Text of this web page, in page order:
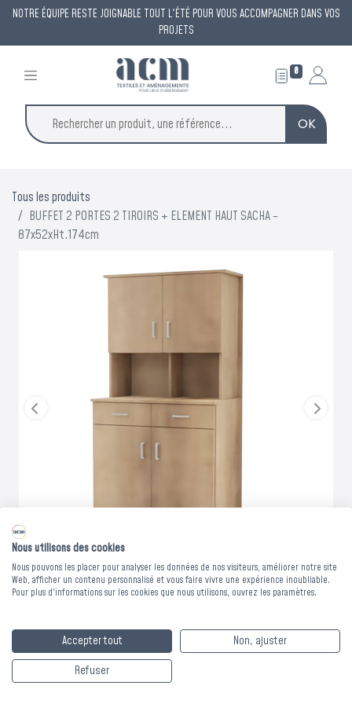
NOTRE ÉQUIPE RESTE JOIGNABLE TOUT L'ÉTÉ POUR VOUS ACCOMPAGNER DANS VOS
PROJETS
0
OK
Tous les produits
BUFFET 2 PORTES 2 TIROIRS + ELEMENT HAUT SACHA -
87x52xHt.174cm
BUFFET 2 PORTES 2
TIROIRS + ELEMENT
Nous utilisons des cookies
Nous pouvons les placer pour analyser les données de nos visiteurs, améliorer notre site
Web, afficher un contenu personnalisé et vous faire vivre une expérience inoubliable.
Pour plus d'informations sur les cookies que nous utilisons, ouvrez les paramètres.
Accepter tout
Non, ajuster
Refuser